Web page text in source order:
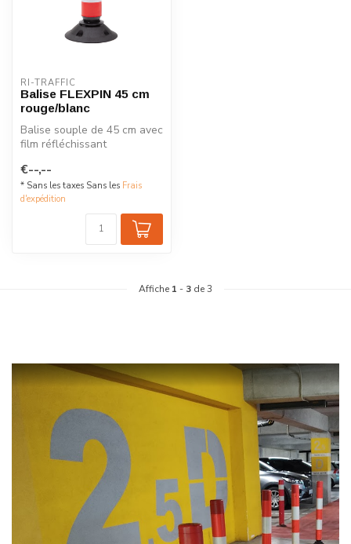
RI-TRAFFIC
Balise FLEXPIN 45 cm
rouge/blanc
Balise souple de 45 cm avec
film réfléchissant
park...
€--,--
* Sans les taxes Sans les Frais
d'expédition
Affiche 1 - 3 de 3